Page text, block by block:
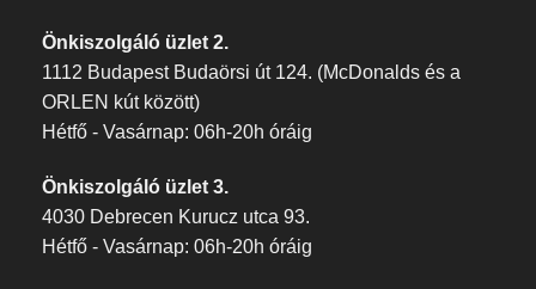
Önkiszolgáló üzlet 2.
1112 Budapest Budaörsi út 124. (McDonalds és a
ORLEN kút között)
Hétfő - Vasárnap: 06h-20h óráig
Önkiszolgáló üzlet 3.
4030 Debrecen Kurucz utca 93.
Hétfő - Vasárnap: 06h-20h óráig